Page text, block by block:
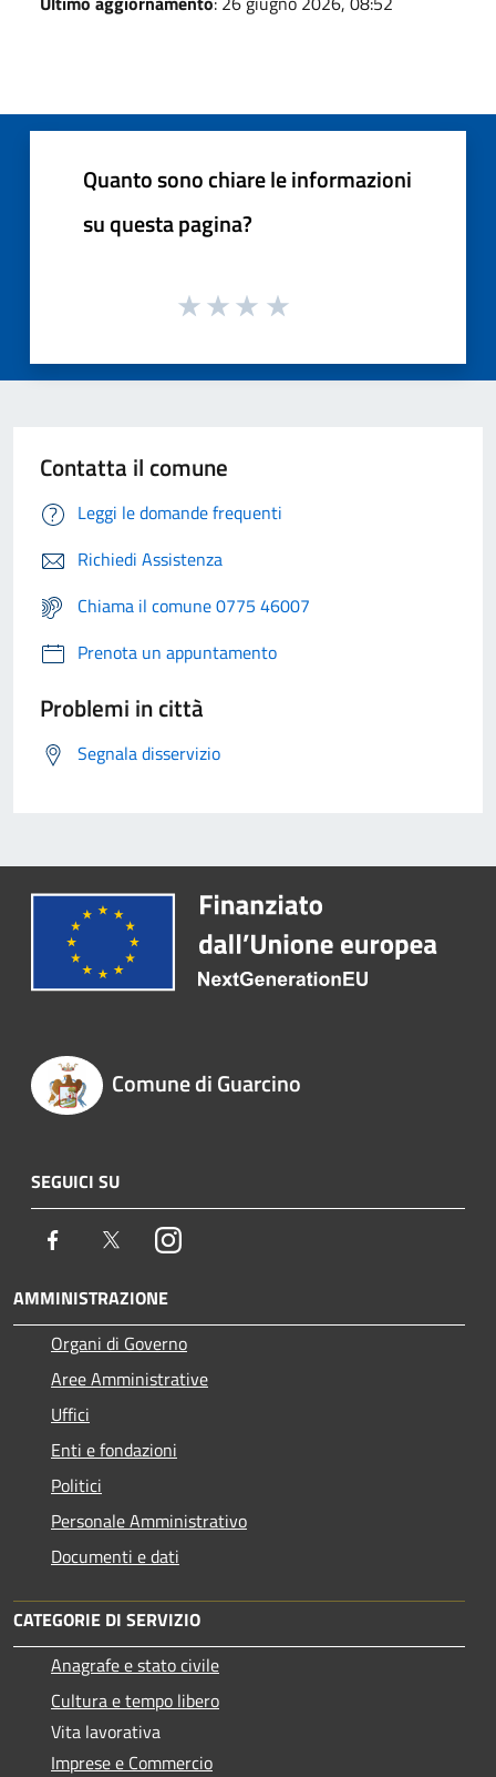
Quanto sono chiare le informazioni
su questa pagina?
Contatta il comune
Leggi le domande frequenti
Richiedi Assistenza
Chiama il comune 0775 46007
Prenota un appuntamento
Problemi in città
Segnala disservizio
Comune di Guarcino
SEGUICI SU
Facebook TwitterInstagram
AMMINISTRAZIONE
Organi di Governo
Aree Amministrative
Uffici
Enti e fondazioni
Politici
Personale Amministrativo
Documenti e dati
CATEGORIE DI SERVIZIO
Anagrafe e stato civile
Cultura e tempo libero
Vita lavorativa
Imprese e Commercio